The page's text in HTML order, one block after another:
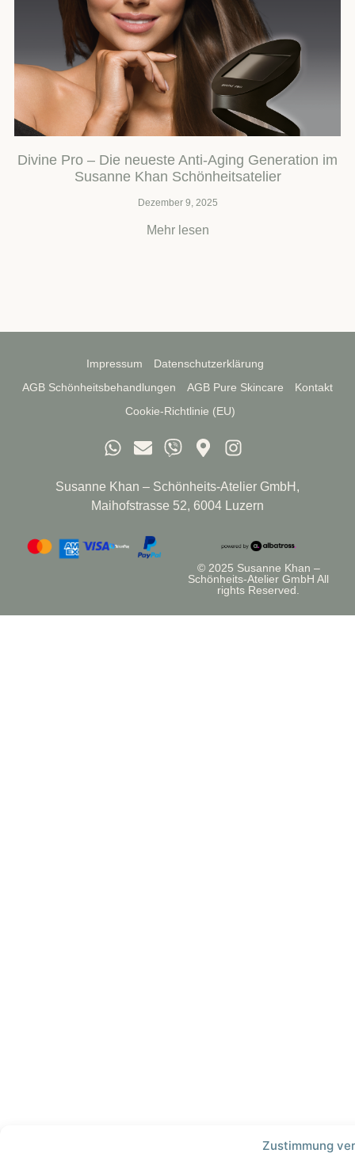
Zustimmung
Divine Pro – Die neueste Anti-Aging Generation im
Susanne Khan Schönheitsatelier
Dezember 9, 2025
Mehr lesen
Impressum
Datenschutzerklärung
AGB Schönheitsbehandlungen
AGB Pure Skincare
Kontakt
Cookie-Richtlinie (EU)
Susanne Khan – Schönheits-Atelier GmbH,
Maihofstrasse 52, 6004 Luzern
© 2025 Susanne Khan –
Schönheits-Atelier GmbH All
rights Reserved.